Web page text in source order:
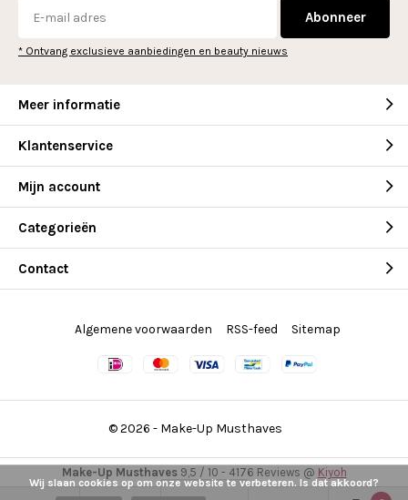
Abonneer
* Ontvang exclusieve aanbiedingen en beauty nieuws
Meer informatie
Klantenservice
Mijn account
Categorieën
Contact
© 2026 - Make-Up Musthaves
Algemene voorwaarden RSS-feed Sitemap
Make-Up Musthaves9,5 / 10 - 4176 Reviews @ Kiyoh
Wij slaan cookies op om onze website te verbeteren. Is dat akkoord?